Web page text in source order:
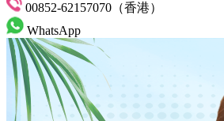
00852-62157070（香港）
WhatsApp